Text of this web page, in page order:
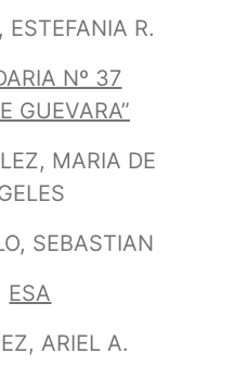
R.
Nº 37
GUEVARA”
MARIA DE
ESA
ARIEL A.